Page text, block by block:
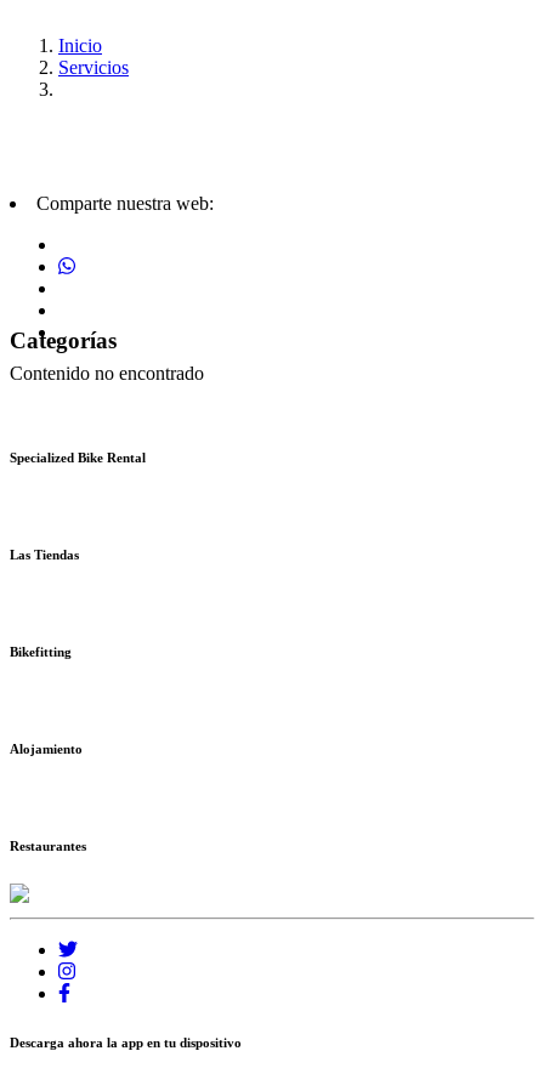
Inicio
Servicios
Comparte nuestra web:
Contenido no encontrado
Categorías
Specialized Bike Rental
Las Tiendas
Bikefitting
Alojamiento
Restaurantes
Descarga ahora la app en tu dispositivo